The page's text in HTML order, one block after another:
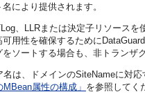
により提供されます。
、LLRまたは決定子リソース
用性を確保するために
ソートする場合も、非トラン
名は、ドメインのSiteNameに対
属性の構成」 を参照してく